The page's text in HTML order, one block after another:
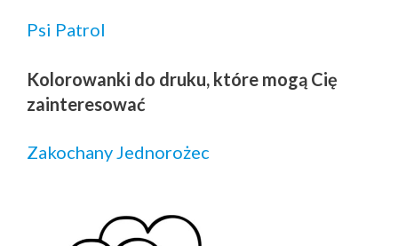
Psi Patrol
Kolorowanki do druku, które mogą Cię
zainteresować
Zakochany Jednorożec